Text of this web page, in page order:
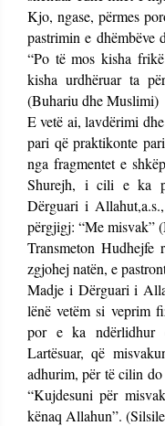
Kjo, ngase, përmes
pastrimin e dhëmbëve
“Po të mos kisha
kisha urdhëruar ta
(Buhariu dhe Muslimi)
E vetë ai, lavdërimi
pari që praktikonte
nga fragmentet e
Shurejh, i cili e ka
Dërguari i
përgjigj: “Me misvak”
Transmeton
zgjohej natën, e
Madje i Dërguari i
lënë vetëm si veprim
por e ka ndërlidhur
Lartësuar, që
adhurim, për të cilin
“Kujdesuni për
kënaq Allahun”.